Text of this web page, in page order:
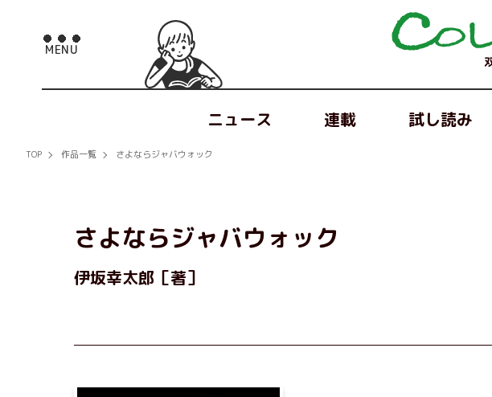
ニュース 連載 試し読み
TOP 作品一覧 さよならジャバウォック
さよならジャバウォック
伊坂幸太郎［著］